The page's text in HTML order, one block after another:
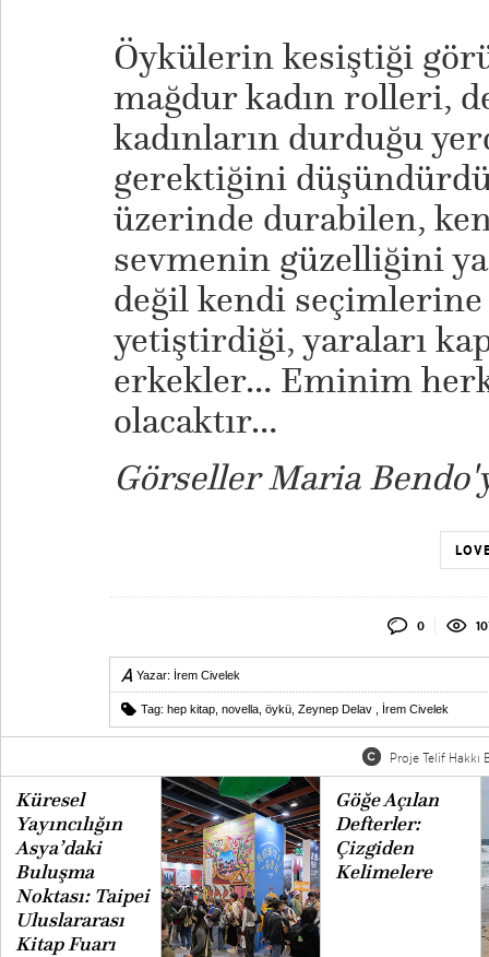
​Öykülerin kesiştiği
mağdur kadın rolleri,
kadınların durduğu
gerektiğini
üzerinde durabilen,
sevmenin güzelliğini
değil kendi seçimlerine
yetiştirdiği, yaraları
erkekler… Eminim
olacaktır…
Görseller Maria
0
Yazar: İrem Civelek
Tag: hep kitap novella öykü Zeynep Delav İrem Civelek
Proje Telif Hakkı
Küresel
Yayıncılığın
Asya’daki
Buluşma
Noktası: Taipei
Uluslararası
Kitap Fuarı
Göğe Açılan
Defterler:
Çizgiden
Kelimelere